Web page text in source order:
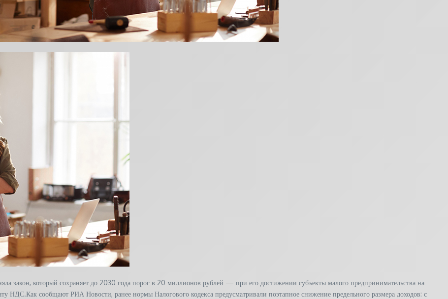
закон, который сохраняет до 2030 года порог в 20 миллионов рублей — при его достижении субъекты малого предпринимательства на
НДС.Как сообщают РИА Новости, ранее нормы Налогового кодекса предусматривали поэтапное снижение предельного размера доходов: с